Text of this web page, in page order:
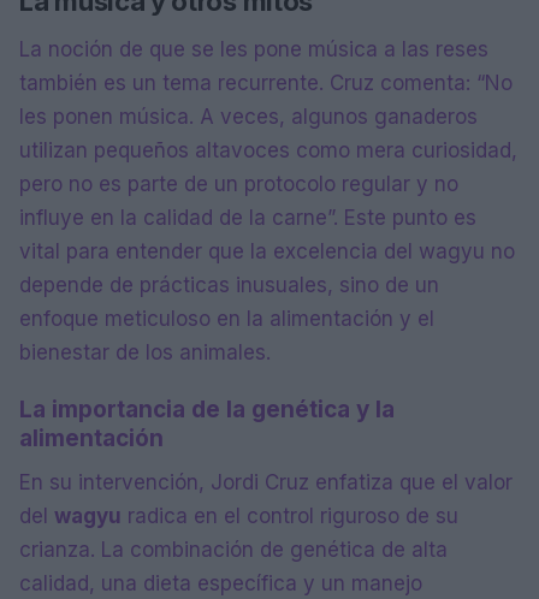
La noción de que se les pone música a las reses
también es un tema recurrente. Cruz comenta: “No
les ponen música. A veces, algunos ganaderos
utilizan pequeños altavoces como mera curiosidad,
pero no es parte de un protocolo regular y no
influye en la calidad de la carne”. Este punto es
vital para entender que la excelencia del wagyu no
depende de prácticas inusuales, sino de un
enfoque meticuloso en la alimentación y el
bienestar de los animales.
La importancia de la genética y la
alimentación
En su intervención, Jordi Cruz enfatiza que el valor
del wagyu radica en el control riguroso de su
crianza. La combinación de genética de alta
calidad, una dieta específica y un manejo